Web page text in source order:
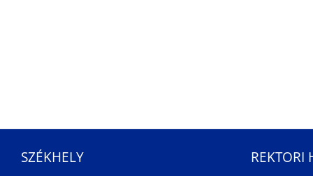
SZÉKHELY REKTORI